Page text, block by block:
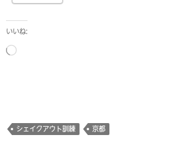
いいね:
読
シェイクアウト訓練 京都